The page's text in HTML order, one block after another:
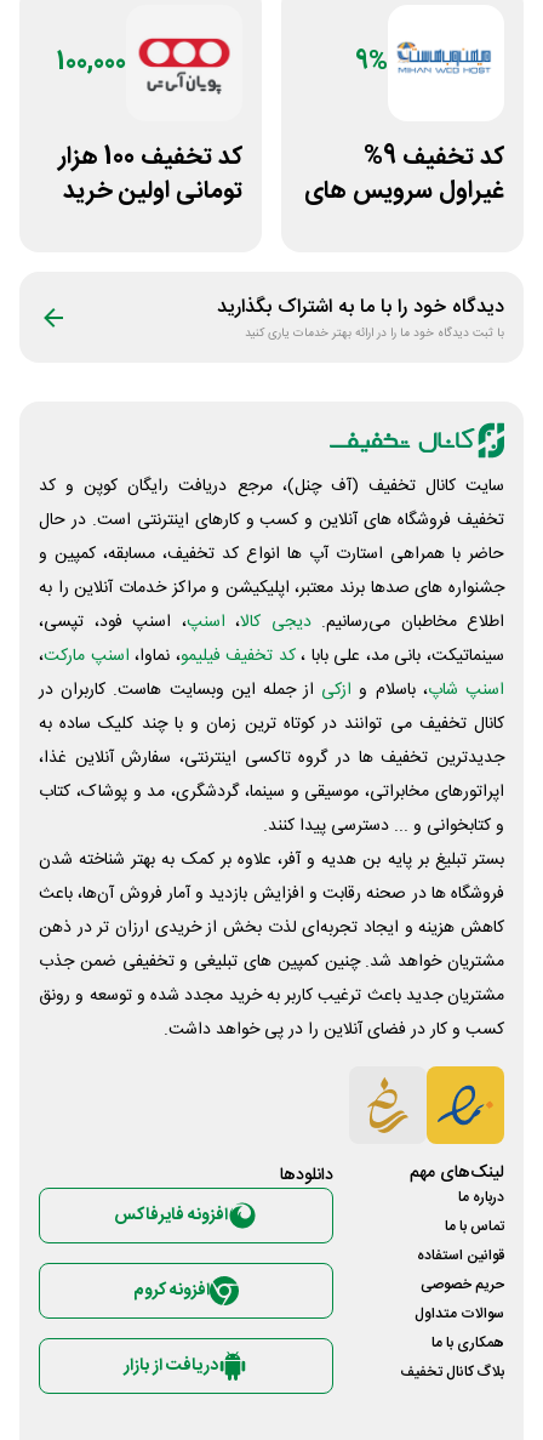
9%
کد تخفیف 9%
غیراول سرویس های
100,000
کد تخفیف 100 هزار
تومانی اولین خرید
دیدگاه خود را با ما به اشتراک بگذارید
با ثبت دیدگاه خود ما را در ارائه بهتر خدمات یاری کنید
سایت کانال تخفیف (آف چنل)، مرجع دریافت رایگان کوپن و کد
تخفیف فروشگاه های آنلاین و کسب و‌ کارهای اینترنتی است. در حال
حاضر با همراهی استارت آپ ها انواع کد تخفیف، مسابقه، کمپین و
جشنواره های صدها برند معتبر، اپلیکیشن و مراکز خدمات آنلاین را به
اطلاع مخاطبان می‌رسانیم. دیجی کالا، اسنپ، اسنپ فود، تپسی،
سینماتیکت، بانی مد، علی‌ بابا ،کد تخفیف فیلیمو، نماوا، اسنپ مارکت،
اسنپ شاپ، باسلام و ازکی از جمله این وبسایت ‌هاست. کاربران در
کانال تخفیف می توانند در کوتاه ترین زمان و با چند کلیک ساده به
جدیدترین تخفیف ها در گروه تاکسی اینترنتی، سفارش آنلاین غذا،
اپراتورهای مخابراتی، موسیقی و سینما، گردشگری، مد و پوشاک، کتاب
و کتابخوانی و ... دسترسی پیدا کنند.
بستر تبلیغ بر پایه بن هدیه و آفر، علاوه بر کمک به بهتر شناخته شدن
فروشگاه ها در صحنه رقابت و افزایش بازدید و آمار فروش آن‌ها، باعث
کاهش هزینه و ایجاد تجربه‌ای لذت بخش از خریدی ارزان تر در ذهن
مشتریان خواهد شد. چنین کمپین های تبلیغی و تخفیفی ضمن جذب
مشتریان جدید باعث ترغیب کاربر به خرید مجدد شده و توسعه و رونق
کسب و کار در فضای آنلاین را در پی خواهد داشت.
لینک‌های مهم
درباره ما
تماس با ما
قوانین استفاده
حریم خصوصی
سوالات متداول
همکاری با ما
بلاگ کانال تخفیف
دانلود‌ها
افزونه فایرفاکس
افزونه کروم
دریافت از بازار